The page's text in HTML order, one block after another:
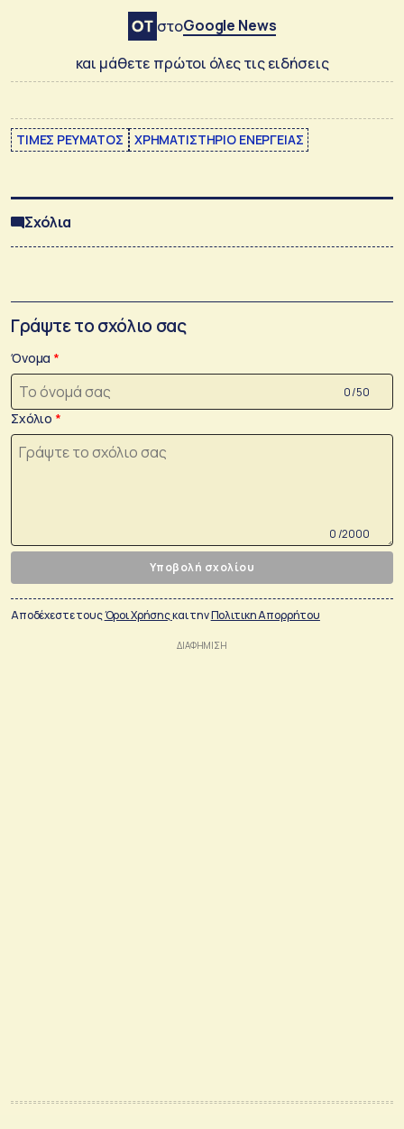
στοGoogle News
και μάθετε πρώτοι όλες τις ειδήσεις
ΤΙΜΕΣ ΡΕΥΜΑΤΟΣ ΧΡΗΜΑΤΙΣΤΗΡΙΟ ΕΝΕΡΓΕΙΑΣ
Σχόλια
Γράψτε το σχόλιο σας
Όνομα
0 /50
Σχόλιο
0 /2000
Υποβολή σχολίου
Αποδέχεστε τουςΌροι Χρήσηςκαι τηνΠολιτικη Απορρήτου